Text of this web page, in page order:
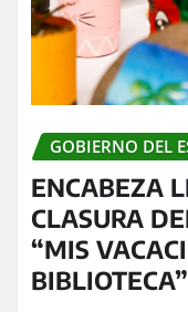
GOBIERNO DEL
ENCABEZA
CLASURA
“MIS
BIBLIOTECA”